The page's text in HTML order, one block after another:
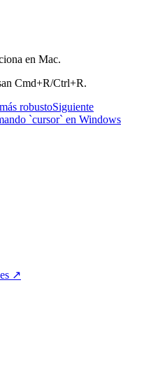
en Mac.
Cmd+R/Ctrl+R.
robustoSiguiente
`cursor` en Windows
↗